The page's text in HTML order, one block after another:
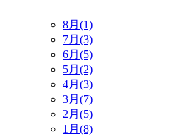
8月(1)
7月(3)
6月(5)
5月(2)
4月(3)
3月(7)
2月(5)
1月(8)